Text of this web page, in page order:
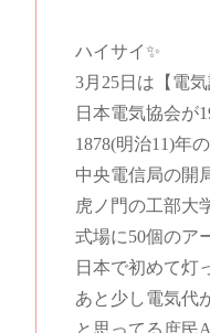
ハイサイ✨
3月25日は【電
日本電気協会が
1878(明治11)年
中央電信局の開
虎ノ門の工部大
式場に50個のア
日本で初めて灯
あと少し電気代
と思ってる庶民